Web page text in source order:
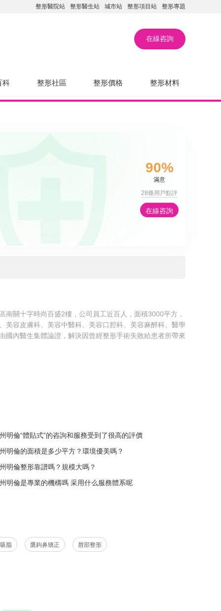
整形醫院站 整形醫生站 城市站 整形項目站 整形專題
在線咨詢
科 整形社區 整形價格 整形材料
90%
滿意
28條用戶點評
在線咨詢
關十字時尚百盛2樓，公司員工近百人，面積3000平方，
美容皮膚科、美容中醫科、美容口腔科、美容麻醉科、醫學
國內醫生集體論證，解決因曾經整形手術失敗給患者所帶來
明倫“體貼式”的咨詢和服務受到了很高的評價
明倫的面積是多少平方？環境優美嗎？
明倫整形靠譜嗎？規模大嗎？
明倫是專業的機構嗎 采用什么服務體系呢
脂 鷹鉤鼻矯正 唇部整形